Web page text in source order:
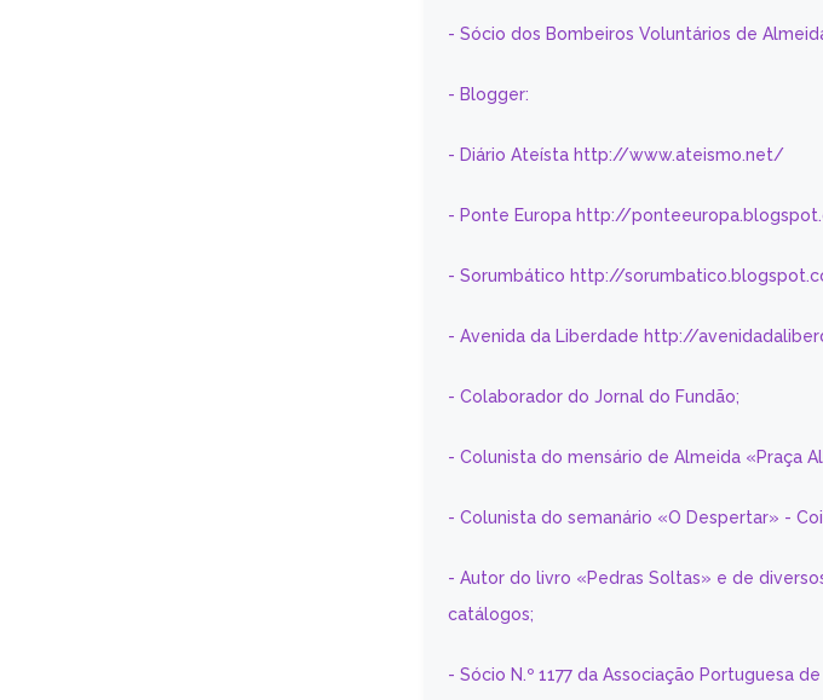
- Sócio dos Bombeiros Voluntários de
- Blogger:
- Diário Ateísta http://www.ateismo.net/
- Ponte Europa http://
- Sorumbático http://
- Avenida da Liberdade http://
- Colaborador do Jornal do Fundão;
- Colunista do mensário de Almeida «Praça
- Colunista do semanário «O Despertar» -
- Autor do livro «Pedras Soltas» e de
catálogos;
- Sócio N.º 1177 da Associação Portuguesa